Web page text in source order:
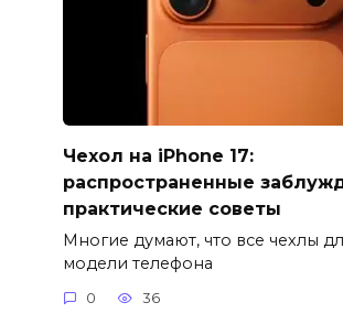
Чехол на iPhone 17:
распространенные
практические советы
Многие думают, что все чехлы
модели телефона
0 36